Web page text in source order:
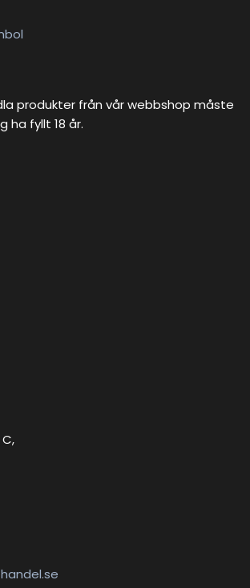
produkter från vår webbshop måste
ha fyllt 18 år.